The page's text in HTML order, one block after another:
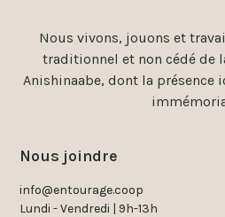
Nous vivons, jouons et
traditionnel et non cédé de
Anishinaabe, dont la présence
Nous joindre
info@entourage.coop
Lundi - Vendredi | 9h-13h